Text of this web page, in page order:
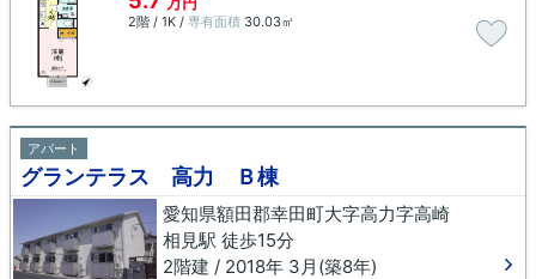
2階 / 1K / 専有面積 30.03㎡
アパート
グランテラス 高力 Ｂ棟
愛知県額田郡幸田町大字高力字高崎
相見駅 徒歩15分
2階建 / 2018年 3月(築8年)